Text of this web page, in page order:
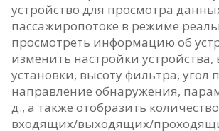
устройство для просмотра
пассажиропотоке в режиме
просмотреть информацию об
изменить настройки устройства,
установки, высоту фильтра, угол
направление обнаружения,
д., а также отобразить
входящих/выходящих/